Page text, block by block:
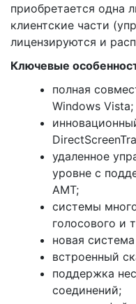
приобретается одна
клиентские части
лицензируются и
Ключевые
полная
Windows Vista;
удаленное
уровне с
AMT;
системы
голосового и
новая
встроенный
поддержка
соединений;